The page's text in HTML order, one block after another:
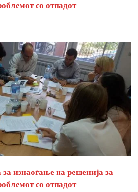
со отпадот
изнаоѓање на решенија за
со отпадот